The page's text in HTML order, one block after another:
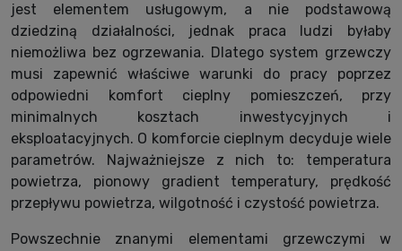
jest elementem usługowym, a nie podstawową
dziedziną działalności, jednak praca ludzi byłaby
niemożliwa bez ogrzewania. Dlatego system grzewczy
musi zapewnić właściwe warunki do pracy poprzez
odpowiedni komfort cieplny pomieszczeń, przy
minimalnych kosztach inwestycyjnych i
eksploatacyjnych. O komforcie cieplnym decyduje wiele
parametrów. Najważniejsze z nich to: temperatura
powietrza, pionowy gradient temperatury, prędkość
przepływu powietrza, wilgotność i czystość powietrza.
Powszechnie znanymi elementami grzewczymi w